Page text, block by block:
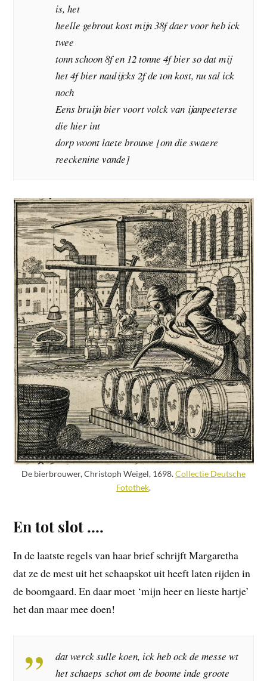
is, het
heelle gebrout kost mijn 38f daer voor heb ick
twee
tonn schoon 8f en 12 tonne 4f bier so dat mij
het 4f bier naulijcks 2f de ton kost, nu sal ick
noch
Eens bruijn bier voort volck van ijanpeeterse
die hier int
dorp woont laete brouwe [om die swaere
reeckenine vande]
De bierbrouwer, Christoph Weigel, 1698.Collectie Deutsche
Fotothek.
En tot slot ….
In de laatste regels van haar brief schrijft Margaretha
dat ze de mest uit het schaapskot uit heeft laten rijden in
de boomgaard. En daar moet ‘mijn heer en lieste hartje’
het dan maar mee doen!
dat werck sulle koen, ick heb ock de messe wt
het schaeps schot om de boome inde groote